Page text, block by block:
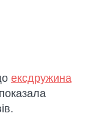
ексдружина
показала